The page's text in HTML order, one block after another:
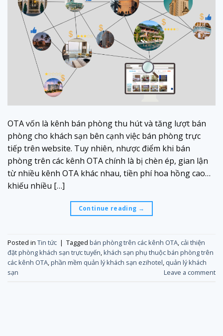
OTA vốn là kênh bán phòng thu hút và tăng lượt bán
phòng cho khách sạn bên cạnh việc bán phòng trực
tiếp trên website. Tuy nhiên, nhược điểm khi bán
phòng trên các kênh OTA chính là bị chèn ép, gian lận
từ nhiều kênh OTA khác nhau, tiền phí hoa hồng cao…
khiếu nhiều […]
Continue reading →
Posted in Tin tức | Tagged bán phòng trên các kênh OTA, cải thiện
đặt phòng khách sạn trực tuyến,khách sạn phụ thuộc bán phòng trên
các kênh OTA,phần mềm quản lý khách sạn ezihotel, quản lý khách
sạn
Leave a comment